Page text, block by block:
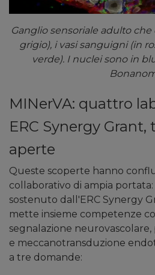
Ganglio sensoriale adulto che
grigio), i vasi sanguigni (in
verde). I nuclei sono in
MINerVA: quattro
ERC Synergy
aperte
Queste scoperte hanno
collaborativo di ampia
sostenuto dall'ERC Synergy
mette insieme competenze
segnalazione
e meccanotransduzione
a tre domande: